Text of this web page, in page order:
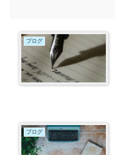
ブログ
ブログ